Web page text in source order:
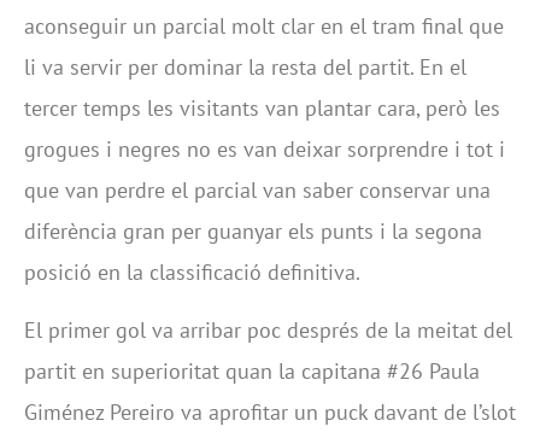
aconseguir un parcial molt clar en el tram final que
li va servir per dominar la resta del partit. En el
tercer temps les visitants van plantar cara, però les
grogues i negres no es van deixar sorprendre i tot i
que van perdre el parcial van saber conservar una
diferència gran per guanyar els punts i la segona
posició en la classificació definitiva.
El primer gol va arribar poc després de la meitat del
partit en superioritat quan la capitana #26 Paula
Giménez Pereiro va aprofitar un puck davant de l’slot